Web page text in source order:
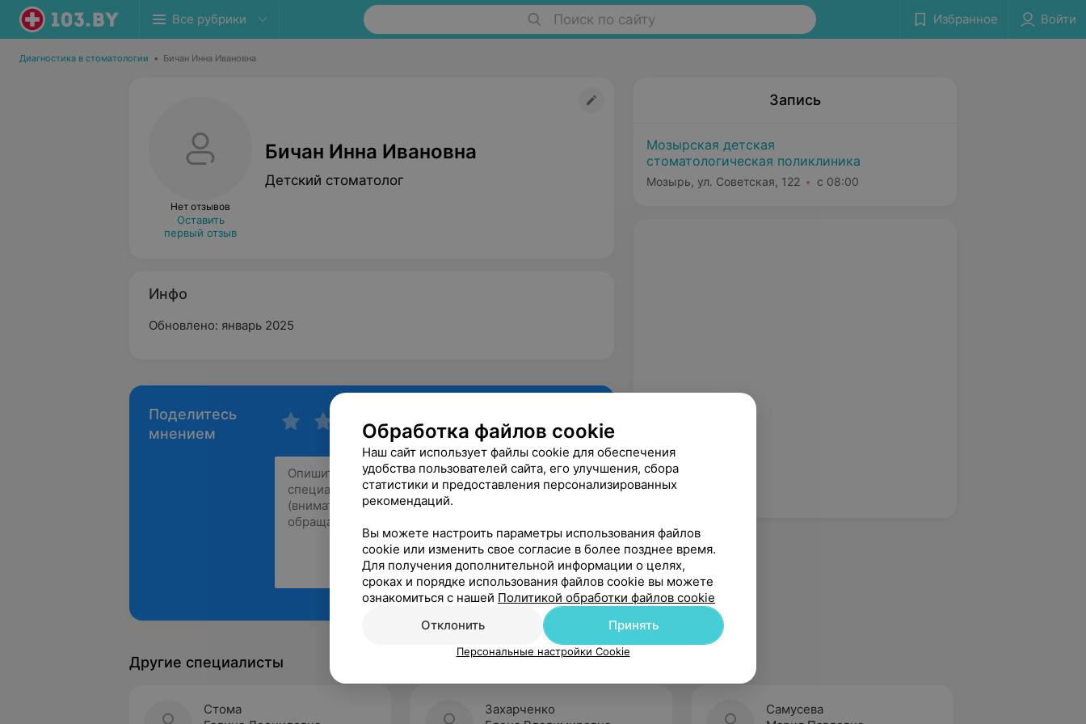
Все рубрики Поиск по сайту Избранное Войти
Диагностика в стоматологии • Бичан Инна Ивановна
Нет отзывов
Оставить
первый отзыв
Бичан Инна Ивановна
Детский стоматолог
Инфо
Обновлено: январь 2025
Поделитесь
мнением
Рекомендую
Запись
Мозырская детская
стоматологическая поликлиника
Мозырь, ул. Советская, 122 с 08:00
Другие специалисты
Стома
Захарченко
Самусева
Обработка файлов cookie
Наш сайт использует файлы cookie для обеспечения
удобства пользователей сайта, его улучшения, сбора
статистики и предоставления персонализированных
рекомендаций.
Вы можете настроить параметры использования файлов
cookie или изменить свое согласие в более позднее время.
Для получения дополнительной информации о целях,
сроках и порядке использования файлов cookie вы можете
ознакомиться с нашей Политикой обработки файлов cookie
Отклонить
Принять
Персональные настройки Cookie